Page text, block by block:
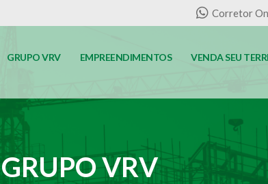
Corretor
GRUPO VRV EMPREENDIMENTOS VENDA SEU
GRUPO VRV